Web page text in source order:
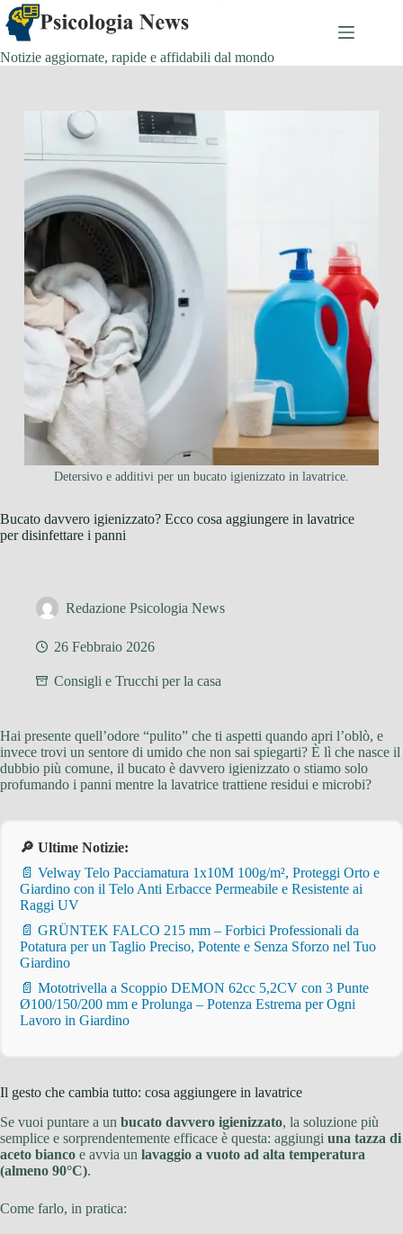
Salta
al
contenuto
Notizie aggiornate, rapide e affidabili dal mondo
Detersivo e additivi per un bucato igienizzato in lavatrice.
Bucato davvero igienizzato? Ecco cosa aggiungere in lavatrice
per disinfettare i panni
Redazione Psicologia News
26 Febbraio 2026
Consigli e Trucchi per la casa
Hai presente quell’odore “pulito” che ti aspetti quando apri l’oblò, e
invece trovi un sentore di umido che non sai spiegarti? È lì che nasce il
dubbio più comune, il bucato è davvero igienizzato o stiamo solo
profumando i panni mentre la lavatrice trattiene residui e microbi?
🔎 Ultime Notizie:
📄 Velway Telo Pacciamatura 1x10M 100g/m², Proteggi Orto e
Giardino con il Telo Anti Erbacce Permeabile e Resistente ai
Raggi UV
📄 GRÜNTEK FALCO 215 mm – Forbici Professionali da
Potatura per un Taglio Preciso, Potente e Senza Sforzo nel Tuo
Giardino
📄 Mototrivella a Scoppio DEMON 62cc 5,2CV con 3 Punte
Ø100/150/200 mm e Prolunga – Potenza Estrema per Ogni
Lavoro in Giardino
Il gesto che cambia tutto: cosa aggiungere in lavatrice
Se vuoi puntare a un bucato davvero igienizzato, la soluzione più
semplice e sorprendentemente efficace è questa: aggiungi una tazza di
aceto bianco e avvia un lavaggio a vuoto ad alta temperatura
(almeno 90°C).
Come farlo, in pratica: